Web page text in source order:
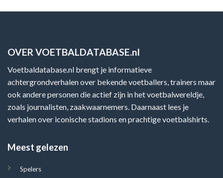
OVER VOETBALDATABASE.nl
Voetbaldatabase.nl brengt je informatieve
achtergrondverhalen over bekende voetballers, trainers maar
ook andere personen die actief zijn in het voetbalwereldje,
zoals journalisten, zaakwaarnemers. Daarnaast lees je
verhalen over iconische stadions en prachtige voetbalshirts.
Meest gelezen
Spelers